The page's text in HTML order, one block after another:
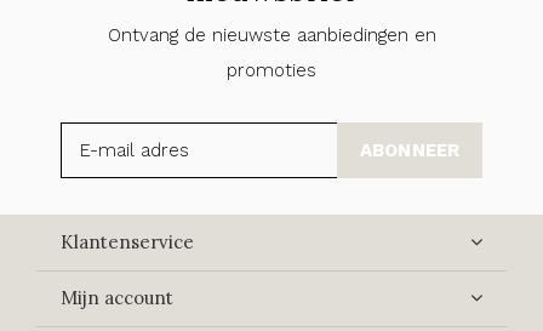
Ontvang de nieuwste aanbiedingen en
promoties
ABONNEER
Klantenservice
Mijn account